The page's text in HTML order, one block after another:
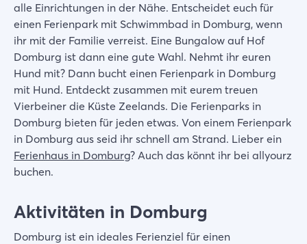
alle Einrichtungen in der Nähe. Entscheidet euch für
einen Ferienpark mit Schwimmbad in Domburg, wenn
ihr mit der Familie verreist. Eine Bungalow auf Hof
Domburg ist dann eine gute Wahl. Nehmt ihr euren
Hund mit? Dann bucht einen Ferienpark in Domburg
mit Hund. Entdeckt zusammen mit eurem treuen
Vierbeiner die Küste Zeelands. Die Ferienparks in
Domburg bieten für jeden etwas. Von einem Ferienpark
in Domburg aus seid ihr schnell am Strand. Lieber ein
Ferienhaus in Domburg? Auch das könnt ihr bei allyourz
buchen.
Aktivitäten in Domburg
Domburg ist ein ideales Ferienziel für einen